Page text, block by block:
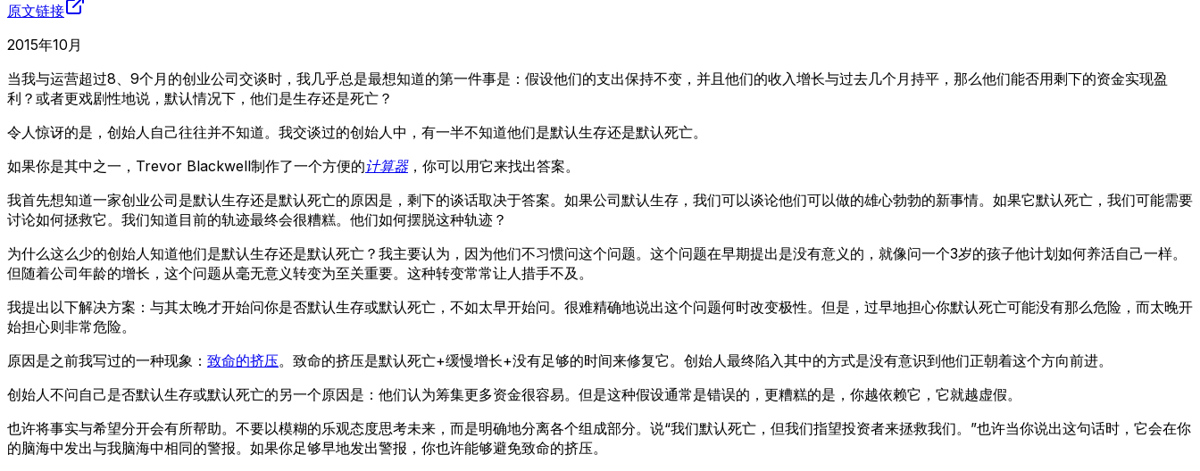
原文链接
2015年10月
当我与运营超过8、9个月的创业公司交谈时，我几乎总是最想知道的第一件事是：假设他们的支出保持不变，并且他们的收入增长与过去几个月持平，那么他们能否用剩下的资金实现盈
利？或者更戏剧性地说，默认情况下，他们是生存还是死亡？
令人惊讶的是，创始人自己往往并不知道。我交谈过的创始人中，有一半不知道他们是默认生存还是默认死亡。
如果你是其中之一，Trevor Blackwell制作了一个方便的计算器，你可以用它来找出答案。
我首先想知道一家创业公司是默认生存还是默认死亡的原因是，剩下的谈话取决于答案。如果公司默认生存，我们可以谈论他们可以做的雄心勃勃的新事情。如果它默认死亡，我们可能需要
讨论如何拯救它。我们知道目前的轨迹最终会很糟糕。他们如何摆脱这种轨迹？
为什么这么少的创始人知道他们是默认生存还是默认死亡？我主要认为，因为他们不习惯问这个问题。这个问题在早期提出是没有意义的，就像问一个3岁的孩子他计划如何养活自己一样。
但随着公司年龄的增长，这个问题从毫无意义转变为至关重要。这种转变常常让人措手不及。
我提出以下解决方案：与其太晚才开始问你是否默认生存或默认死亡，不如太早开始问。很难精确地说出这个问题何时改变极性。但是，过早地担心你默认死亡可能没有那么危险，而太晚开
始担心则非常危险。
原因是之前我写过的一种现象： 致命的挤压。致命的挤压是默认死亡+缓慢增长+没有足够的时间来修复它。创始人最终陷入其中的方式是没有意识到他们正朝着这个方向前进。
创始人不问自己是否默认生存或默认死亡的另一个原因是：他们认为筹集更多资金很容易。但是这种假设通常是错误的，更糟糕的是，你越依赖它，它就越虚假。
也许将事实与希望分开会有所帮助。不要以模糊的乐观态度思考未来，而是明确地分离各个组成部分。说“我们默认死亡，但我们指望投资者来拯救我们。”也许当你说出这句话时，它会在你
的脑海中发出与我脑海中相同的警报。如果你足够早地发出警报，你也许能够避免致命的挤压。